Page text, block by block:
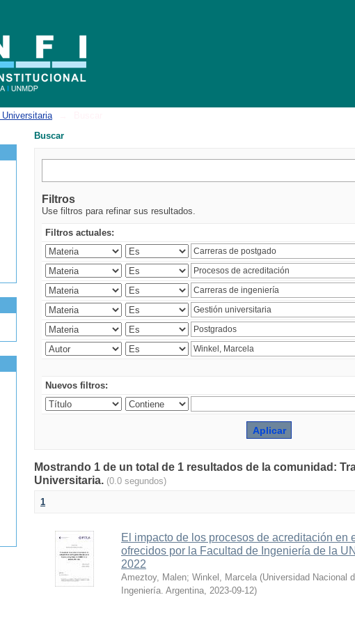
Buscar
Filtros
Use filtros para refinar sus resultados.
Filtros actuales:
Nuevos filtros:
Mostrando 1 de un total de 1 resultados de la comunidad:
Universitaria. (0.0 segundos)
1
El impacto de los procesos de acreditación en
ofrecidos por la Facultad de Ingeniería de la
2022
Ameztoy, Malen; Winkel, Marcela (Universidad Nacional
Ingeniería. Argentina, 2023-09-12)